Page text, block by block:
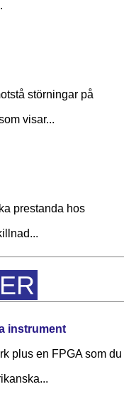
störningar på
visar...
prestanda hos
instrument
plus en FPGA som du